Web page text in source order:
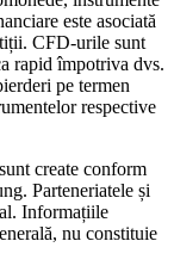
este asociată
CFD-urile sunt
rapid împotriva dvs.
pe termen
respective
create conform
Parteneriatele și
Informațiile
nu constituie